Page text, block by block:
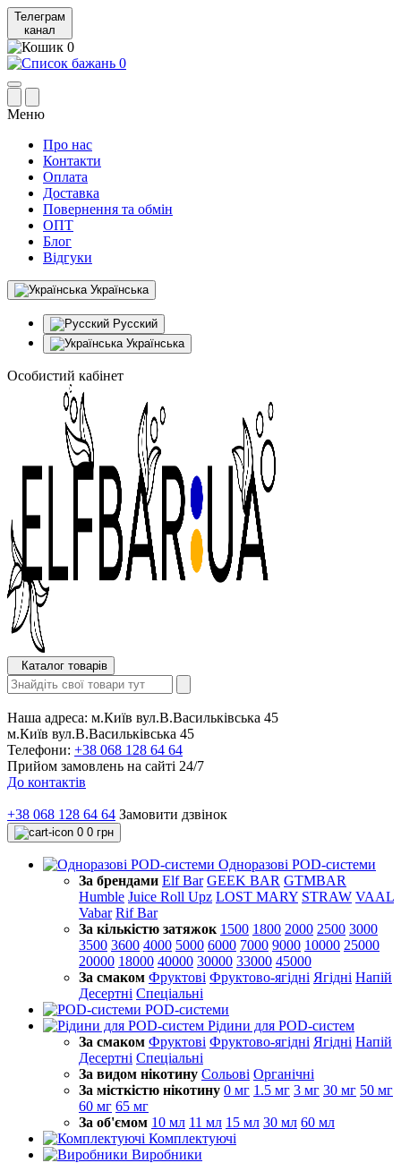
Телеграм
канал
0
0
Меню
Про нас
Контакти
Оплата
Доставка
Повернення та обмін
ОПТ
Блог
Відгуки
Українська
Русский
Українська
Особистий кабінет
Каталог товарів
Наша адреса: м.Київ вул.В.Васильківська 45
м.Київ вул.В.Васильківська 45
Телефони: +38 068 128 64 64
Прийом замовлень на сайті 24/7
До контактів
+38 068 128 64 64 Замовити дзвінок
0 0 грн
Одноразові POD-системи
За брендами Elf Bar GEEK BAR GTMBAR
Humble Juice Roll Upz LOST MARY STRAW VAAL
Vabar Rif Bar
За кількістю затяжок 1500 1800 2000 2500 3000
3500 3600 4000 5000 6000 7000 9000 10000 25000
20000 18000 40000 30000 33000 45000
За смаком Фруктові Фруктово-ягідні Ягідні Напій
Десертні Спеціальні
POD-системи
Рідини для POD-систем
За смаком Фруктові Фруктово-ягідні Ягідні Напій
Десертні Спеціальні
За видом нікотину Сольові Органічні
За місткістю нікотину 0 мг 1.5 мг 3 мг 30 мг 50 мг
60 мг 65 мг
За об'ємом 10 мл 11 мл 15 мл 30 мл 60 мл
Комплектуючі
Виробники